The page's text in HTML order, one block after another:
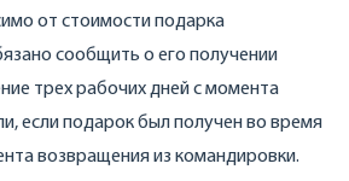
от стоимости подарка
сообщить о его получении
трех рабочих дней с момента
если подарок был получен во время
возвращения из командировки.